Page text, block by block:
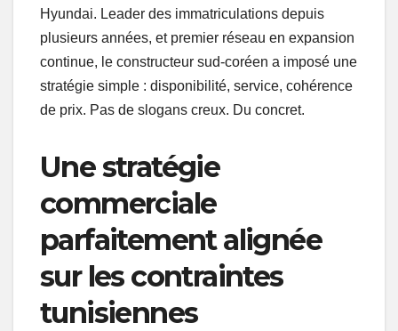
Hyundai. Leader des immatriculations depuis
plusieurs années, et premier réseau en expansion
continue, le constructeur sud-coréen a imposé une
stratégie simple : disponibilité, service, cohérence
de prix. Pas de slogans creux. Du concret.
Une stratégie
commerciale
parfaitement alignée
sur les contraintes
tunisiennes